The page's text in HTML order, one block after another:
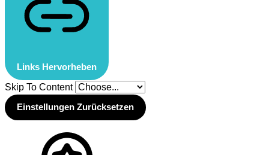
Links Hervorheben
Skip To Content
Einstellungen Zurücksetzen